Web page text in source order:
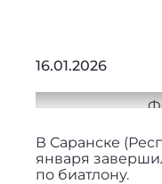
16.01.2026
В Саранске
января
по биатлону.